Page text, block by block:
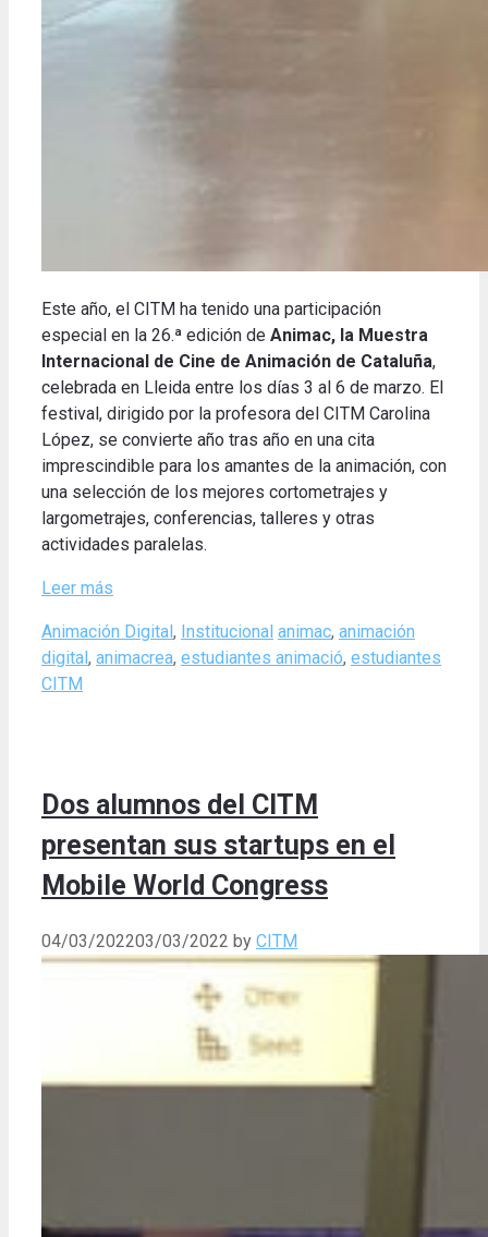
Este año, el CITM ha tenido una participación
especial en la 26.ª edición de Animac, la Muestra
Internacional de Cine de Animación de Cataluña,
celebrada en Lleida entre los días 3 al 6 de marzo. El
festival, dirigido por la profesora del CITM Carolina
López, se convierte año tras año en una cita
imprescindible para los amantes de la animación, con
una selección de los mejores cortometrajes y
largometrajes, conferencias, talleres y otras
actividades paralelas.
Leer más
Categories
Animación Digital, Institucional Tags
animac, animación
digital, animacrea, estudiantes animació, estudiantes
CITM
Dos alumnos del CITM
presentan sus startups en el
Mobile World Congress
04/03/202203/03/2022 by CITM